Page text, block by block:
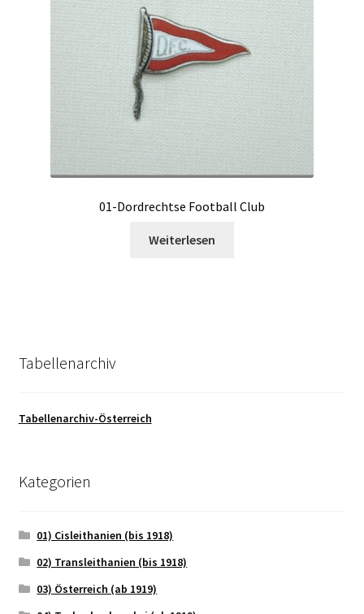
01-Dordrechtse Football Club
Weiterlesen
Tabellenarchiv
Tabellenarchiv-Österreich
Kategorien
01) Cisleithanien (bis 1918)
02) Transleithanien (bis 1918)
03) Österreich (ab 1919)